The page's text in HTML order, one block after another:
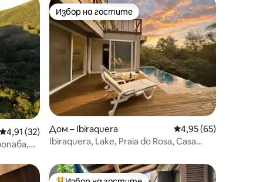
Средна оценка: 4,91 от 5, 32 отзива
4,91 (32)
Избор на гостите
Избор на гостите
Дом – Ibiraquera Средна оценка:
4,95 (65)
Ibiraquera, Lake, Praia do Rosa, Casa